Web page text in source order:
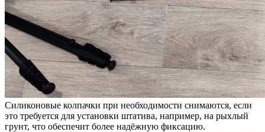
Силиконовые колпачки при необходимости снимаются, если
это требуется для установки штатива, например, на рыхлый
грунт, что обеспечит более надёжную фиксацию.